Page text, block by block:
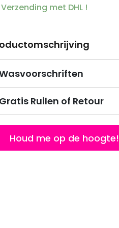
Verzending met DHL !
Ruilen of Retour
Houd me op de hoogte!